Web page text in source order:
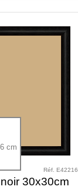
cm
Réf. E42216
30x30cm